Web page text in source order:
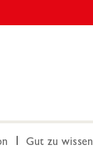
Gut zu wissen